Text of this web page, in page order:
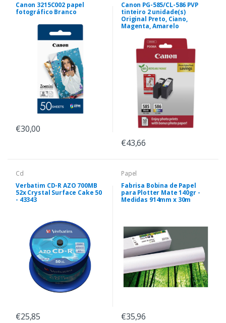
Canon 3215C002 papel
fotográfico Branco
€30,00
Canon PG-585/CL-586 PVP
tinteiro 2 unidade(s)
Original Preto, Ciano,
Magenta, Amarelo
€43,66
Cd
Verbatim CD-R AZO 700MB
52x Crystal Surface Cake 50
- 43343
€25,85
Papel
Fabrisa Bobina de Papel
para Plotter Mate 140gr -
Medidas 914mm x 30m
€35,96